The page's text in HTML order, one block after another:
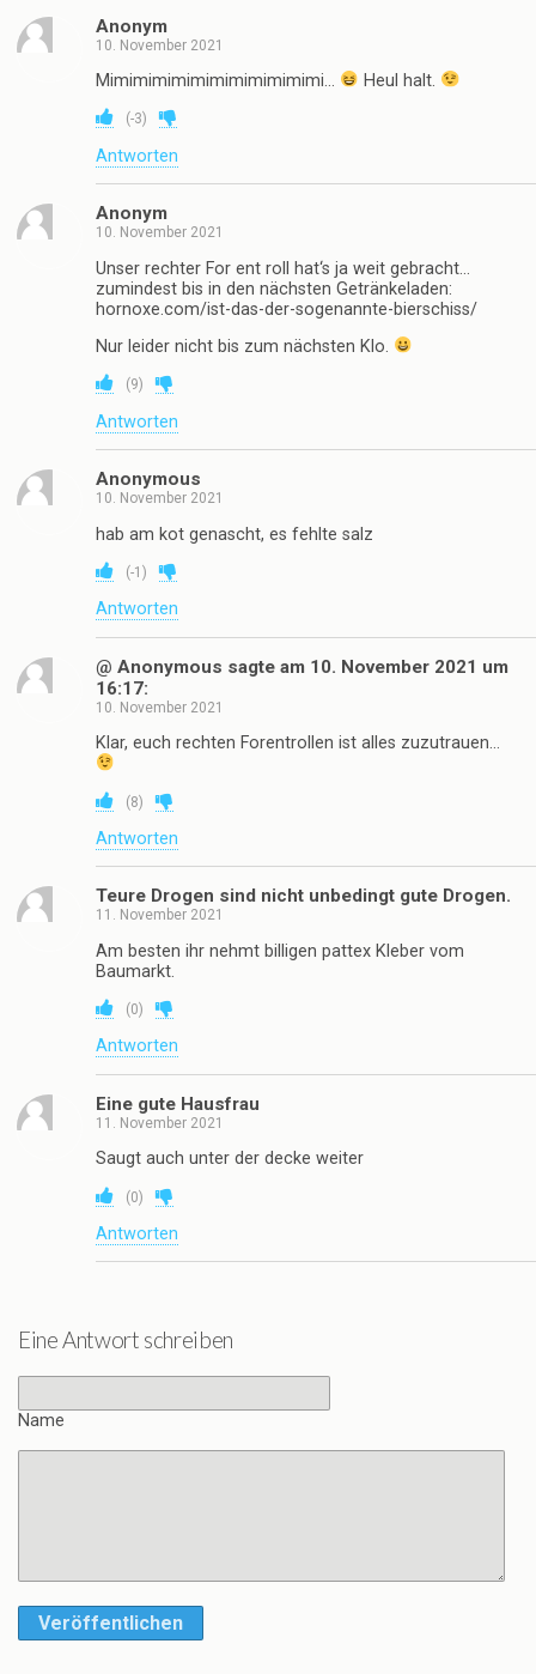
Anonym
10. November 2021
Mimimimimimimimimimimimi… Heul halt.
(-3)
Antworten
Anonym
10. November 2021
Unser rechter For ent roll hat‘s ja weit gebracht…
zumindest bis in den nächsten Getränkeladen:
hornoxe.com/ist-das-der-sogenannte-bierschiss/
Nur leider nicht bis zum nächsten Klo.
(9)
Antworten
Anonymous
10. November 2021
hab am kot genascht, es fehlte salz
(-1 )
Antworten
@ Anonymous sagte am 10. November 2021 um
16:17:
10. November 2021
Klar, euch rechten Forentrollen ist alles zuzutrauen…
(8)
Antworten
Teure Drogen sind nicht unbedingt gute Drogen.
11. November 2021
Am besten ihr nehmt billigen pattex Kleber vom
Baumarkt.
(0)
Antworten
Eine gute Hausfrau
11. November 2021
Saugt auch unter der decke weiter
(0)
Antworten
Eine Antwort schreiben
Name
Veröffentlichen